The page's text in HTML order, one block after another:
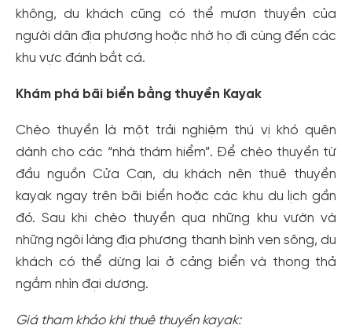
không, du khách cũng có thể mượn thuyền của
người dân địa phương hoặc nhờ họ đi cùng đến các
khu vực đánh bắt cá.
Khám phá bãi biển bằng thuyền Kayak
Chèo thuyền là một trải nghiệm thú vị khó quên
dành cho các “nhà thám hiểm”. Để chèo thuyền từ
đầu nguồn Cửa Cạn, du khách nên thuê thuyền
kayak ngay trên bãi biển hoặc các khu du lịch gần
đó. Sau khi chèo thuyền qua những khu vườn và
những ngôi làng địa phương thanh bình ven sông, du
khách có thể dừng lại ở cảng biển và thong thả
ngắm nhìn đại dương.
Giá tham khảo khi thuê thuyền kayak: